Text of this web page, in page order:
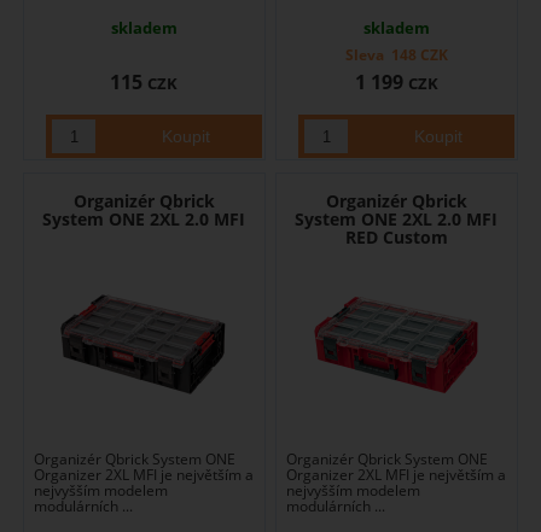
skladem
115 CZK
skladem
1 199 CZK
Sleva 148 CZK
Organizér Qbrick
System ONE 2XL 2.0 MFI
Organizér Qbrick System ONE
Organizer 2XL MFI je největším a
nejvyšším modelem
modulárních ...
Organizér Qbrick
System ONE 2XL 2.0 MFI
RED Custom
Organizér Qbrick System ONE
Organizer 2XL MFI je největším a
nejvyšším modelem
modulárních ...